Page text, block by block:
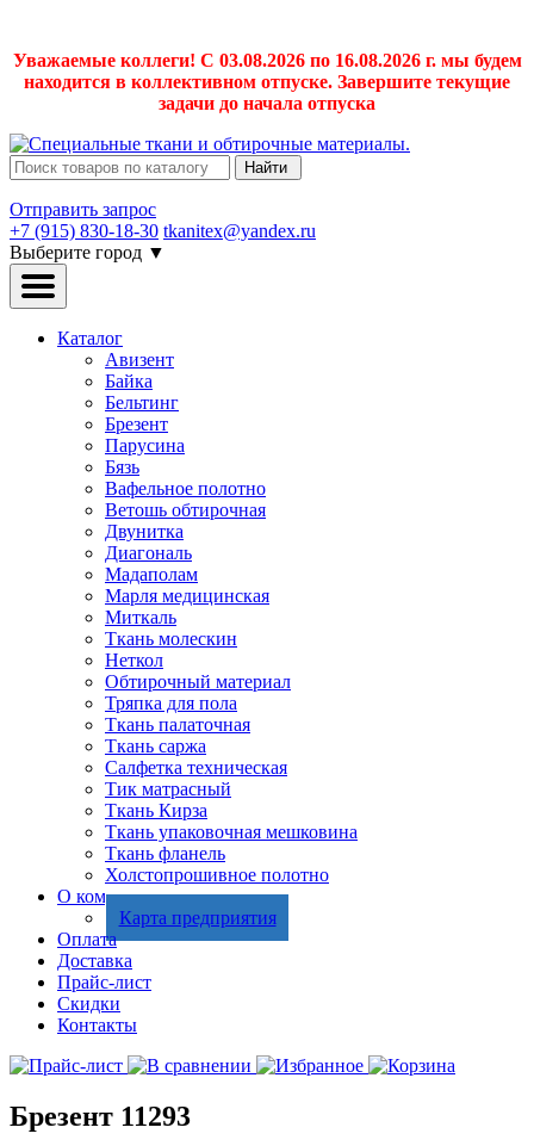
Уважаемые коллеги! С 03.08.2026 по 16.08.2026 г. мы будем
находится в коллективном отпуске. Завершите текущие
задачи до начала отпуска
Найти
Отправить запрос
+7 (915) 830-18-30 tkanitex@yandex.ru
Выберите город ▼
Каталог
Авизент
Байка
Бельтинг
Брезент
Парусина
Бязь
Вафельное полотно
Ветошь обтирочная
Двунитка
Диагональ
Мадаполам
Марля медицинская
Миткаль
Ткань молескин
Неткол
Обтирочный материал
Тряпка для пола
Ткань палаточная
Ткань саржа
Салфетка техническая
Тик матрасный
Ткань Кирза
Ткань упаковочная мешковина
Ткань фланель
Холстопрошивное полотно
О компании
Карта предприятия
Оплата
Доставка
Прайс-лист
Скидки
Контакты
Брезент 11293